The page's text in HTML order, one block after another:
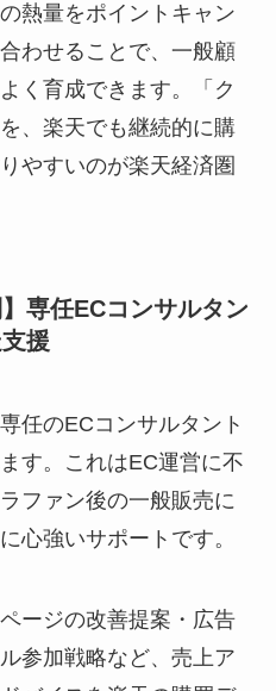
熱量をポイントキャン
わせることで、一般顧
く育成できます。「ク
、楽天でも継続的に購
やすいのが楽天経済圏
専任ECコンサルタン
援
任のECコンサルタント
す。これはEC運営に不
ファン後の一般販売に
心強いサポートです。
ージの改善提案・広告
参加戦略など、売上ア